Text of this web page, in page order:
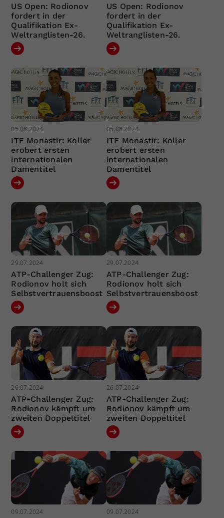
US Open: Rodionov
fordert in der
Qualifikation Ex-
Weltranglisten-26.
US Open: Rodionov
fordert in der
Qualifikation Ex-
Weltranglisten-26.
05.08.2024
ITF Monastir: Koller
erobert ersten
internationalen
Damentitel
05.08.2024
ITF Monastir: Koller
erobert ersten
internationalen
Damentitel
29.07.2024
ATP-Challenger Zug:
Rodionov holt sich
Selbstvertrauensboost
29.07.2024
ATP-Challenger Zug:
Rodionov holt sich
Selbstvertrauensboost
26.07.2024
ATP-Challenger Zug:
Rodionov kämpft um
zweiten Doppeltitel
26.07.2024
ATP-Challenger Zug:
Rodionov kämpft um
zweiten Doppeltitel
09.07.2024 09.07.2024